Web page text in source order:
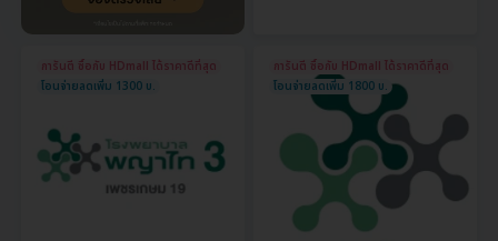
การันตี ซื้อกับ HDmall ได้ราคาดีที่สุด
โอนจ่ายลดเพิ่ม 1300 บ.
การันตี ซื้อกับ HDmall ได้ราคาดีที่สุด
โอนจ่ายลดเพิ่ม 1800 บ.